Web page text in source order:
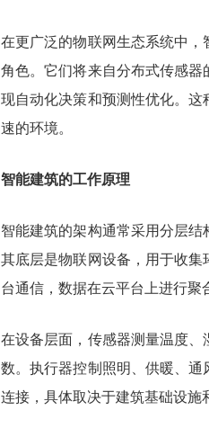
在更广泛的物联网生态系统中
角色。它们将来自分布式传感
现自动化决策和预测性优化。
速的环境。
智能建筑的工作原理
智能建筑的架构通常采用分层结
其底层是物联网设备，用于收
台通信，数据在云平台上进行聚
在设备层面，传感器测量温度
数。执行器控制照明、供暖、
连接，具体取决于建筑基础设施